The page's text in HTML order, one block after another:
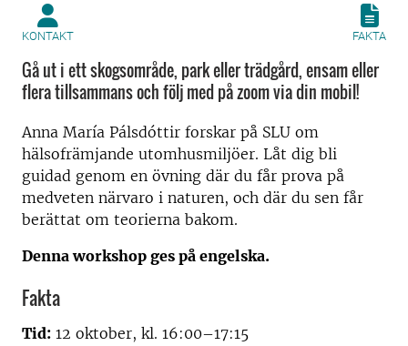
KONTAKT FAKTA
Gå ut i ett skogsområde, park eller trädgård, ensam eller
flera tillsammans och följ med på zoom via din mobil!
Anna María Pálsdóttir forskar på SLU om
hälsofrämjande utomhusmiljöer. Låt dig bli
guidad genom en övning där du får prova på
medveten närvaro i naturen, och där du sen får
berättat om teorierna bakom.
Denna workshop ges på engelska.
Fakta
Tid: 12 oktober, kl. 16:00–17:15